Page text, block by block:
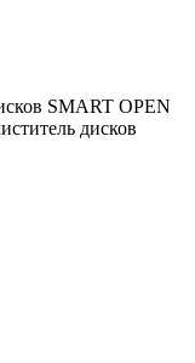
SMART OPEN
дисков